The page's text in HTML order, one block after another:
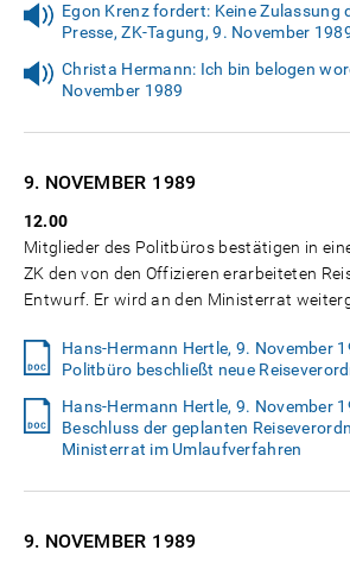
Egon Krenz fordert: Keine Zulassung
Presse, ZK-Tagung, 9. November
Christa Hermann: Ich bin belogen
November 1989
9. NOVEMBER 1989
12.00
Mitglieder des Politbüros bestätigen in
ZK den von den Offizieren erarbeiteten
Entwurf. Er wird an den Ministerrat
Hans-Hermann Hertle, 9. November
Politbüro beschließt neue
Hans-Hermann Hertle, 9. November
Beschluss der geplanten
Ministerrat im Umlaufverfahren
9. NOVEMBER 1989